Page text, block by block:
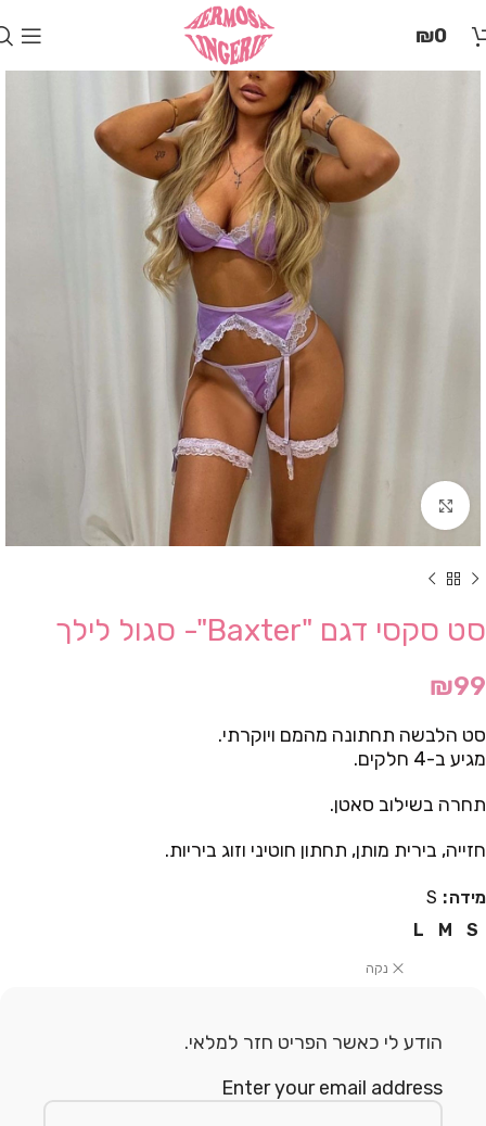
זֶה
₪0
Click to enlarge
סט סקסי דגם "Baxter"- סגול לילך
₪99
סט הלבשה תחתונה מהמם ויוקרתי.
מגיע ב-4 חלקים.
תחרה בשילוב סאטן.
חזייה, בירית מותן, תחתון חוטיני וזוג ביריות.
מידה
S
S
M
L
נקה
הודע לי כאשר הפריט חזר למלאי.
Enter your email address